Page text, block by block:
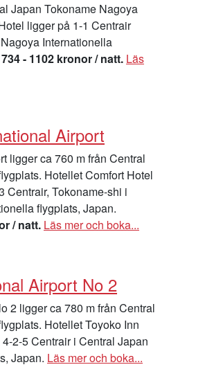
Japan Tokoname Nagoya
ligger på 1-1 Centrair
Internationella
- 1102 kronor / natt. Läs
Airport
ligger ca 760 m från Central
Hotellet Comfort Hotel
Centrair, Tokoname-shi i
flygplats, Japan.
/ natt. Läs mer och boka...
Airport No 2
2 ligger ca 780 m från Central
Hotellet Toyoko Inn
2-5 Centrair i Central Japan
Japan. Läs mer och boka...